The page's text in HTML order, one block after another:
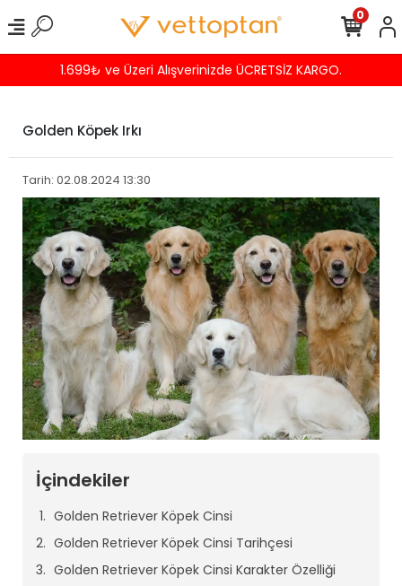
Havalede %4 İNDİRİM
0
Golden Köpek Irkı
Tarih: 02.08.2024 13:30
İçindekiler
Golden Retriever Köpek Cinsi
Golden Retriever Köpek Cinsi Tarihçesi
Golden Retriever Köpek Cinsi Karakter Özelliği